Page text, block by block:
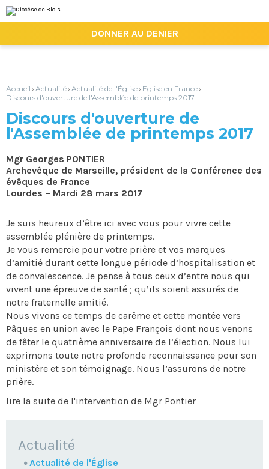
au
contenu.
la
personnels
DONNER AU DENIER
Accueil › Actualité› Actualité de l'Église› Eglise en France›
Discours d'ouverture de l'Assemblée de printemps 2017
Discours d'ouverture de
l'Assemblée de printemps 2017
Mgr Georges PONTIER
Archevêque de Marseille, président de la Conférence des
évêques de France
Lourdes – Mardi 28 mars 2017
Je suis heureux d’être ici avec vous pour vivre cette
assemblée plénière de printemps.
Je vous remercie pour votre prière et vos marques
d’amitié durant cette longue période d’hospitalisation et
de convalescence. Je pense à tous ceux d’entre nous qui
vivent une épreuve de santé ; qu’ils soient assurés de
notre fraternelle amitié.
Nous vivons ce temps de carême et cette montée vers
Pâques en union avec le Pape François dont nous venons
de fêter le quatrième anniversaire de l’élection. Nous lui
exprimons toute notre profonde reconnaissance pour son
ministère et son témoignage. Nous l’assurons de notre
prière.
lire la suite de l'intervention de Mgr Pontier
NAVIGATION
Actualité
Actualité de l'Église